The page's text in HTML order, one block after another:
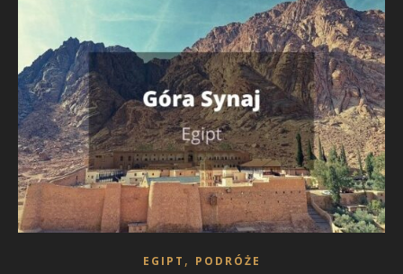
EGIPT , PODRÓŻE